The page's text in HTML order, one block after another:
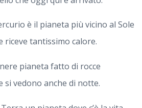
è il pianeta più vicino al Sole
riceve tantissimo calore.
pianeta fatto di rocce
si vedono anche di notte.